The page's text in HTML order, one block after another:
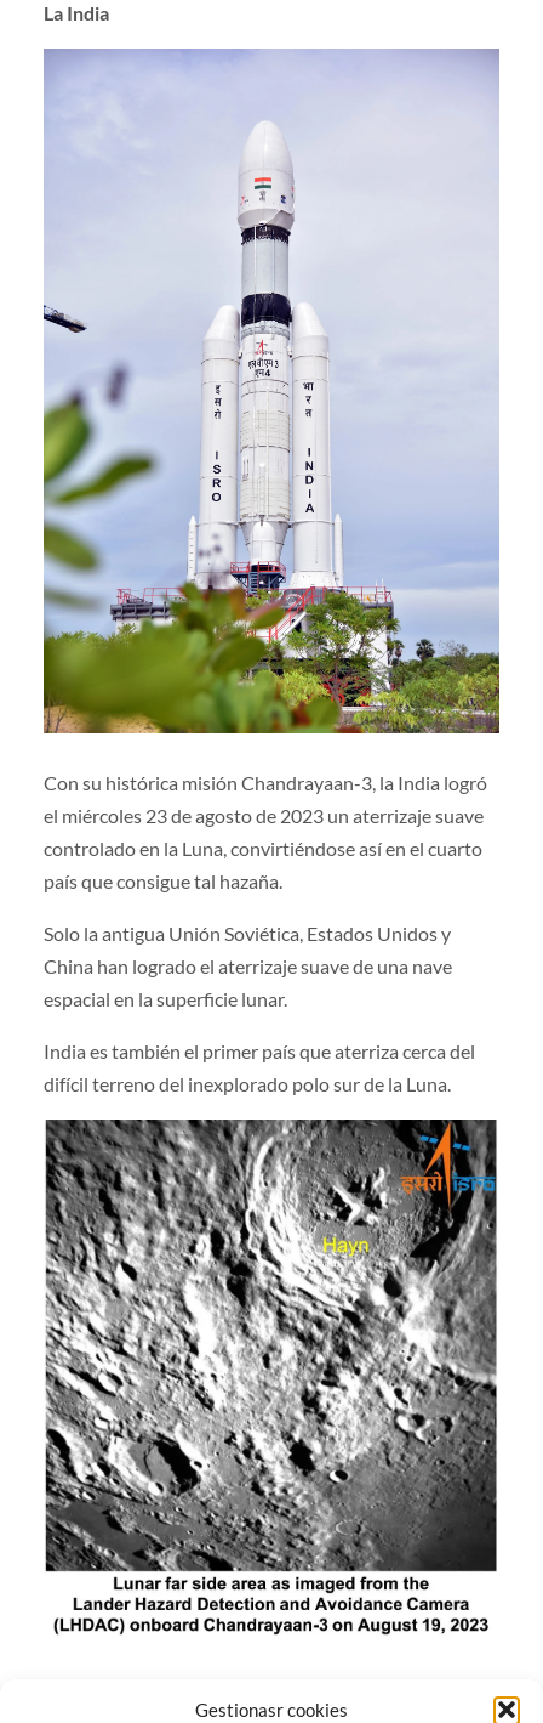
Gestionasr cookies
La India
Con su histórica misión Chandrayaan-3, la India logró
el miércoles 23 de agosto de 2023 un aterrizaje suave
controlado en la Luna, convirtiéndose así en el cuarto
país que consigue tal hazaña.
Solo la antigua Unión Soviética, Estados Unidos y
China han logrado el aterrizaje suave de una nave
espacial en la superficie lunar.
India es también el primer país que aterriza cerca del
difícil terreno del inexplorado polo sur de la Luna.